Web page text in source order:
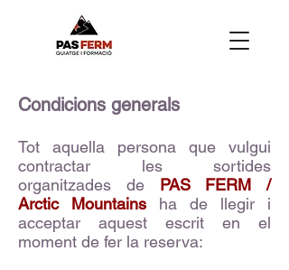
Condicions generals
Tot aquella persona que vulgui
contractar les sortides
organitzades de PAS FERM /
Arctic Mountains ha de llegir i
acceptar aquest escrit en el
moment de fer la reserva: